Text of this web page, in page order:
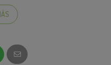
BIO de
más
100%